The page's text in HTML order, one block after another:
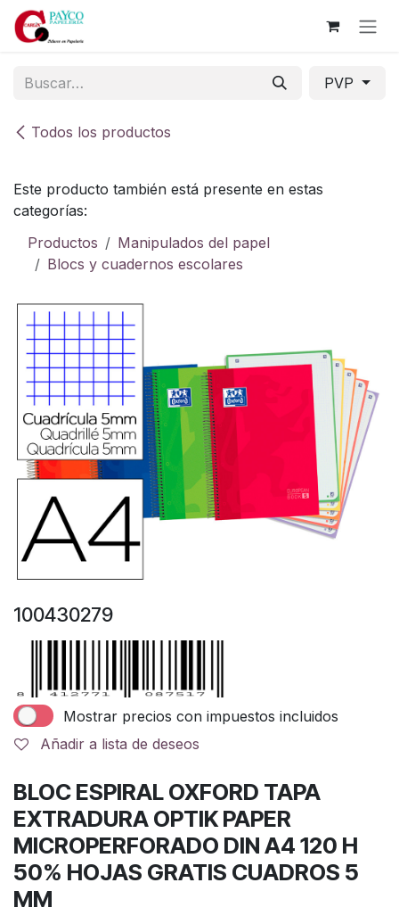
Ir al contenido
Todos los productos
PVP
Este producto también está presente en estas
categorías:
Productos
Manipulados del papel
Blocs y cuadernos escolares
100430279
Mostrar precios con impuestos incluidos
Añadir a lista de deseos
BLOC ESPIRAL OXFORD TAPA
EXTRADURA OPTIK PAPER
MICROPERFORADO DIN A4 120 H
50% HOJAS GRATIS CUADROS 5
MM